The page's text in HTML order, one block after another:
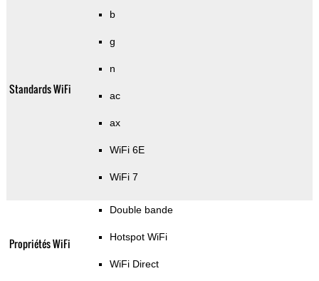
Standards WiFi
b
g
n
ac
ax
WiFi 6E
WiFi 7
Propriétés WiFi
Double bande
Hotspot WiFi
WiFi Direct